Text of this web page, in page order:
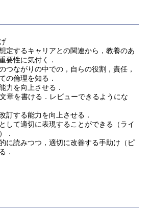
定するキャリアとの関連から，教養のあ
要性に気付く．
つながりの中での，自らの役割，責任，
の倫理を知る．
力を向上させる．
文章を書ける．レビューできるようにな
訂する能力を向上させる．
して適切に表現することができる（ライ
．
に読みつつ，適切に改善する手助け（ピ
．